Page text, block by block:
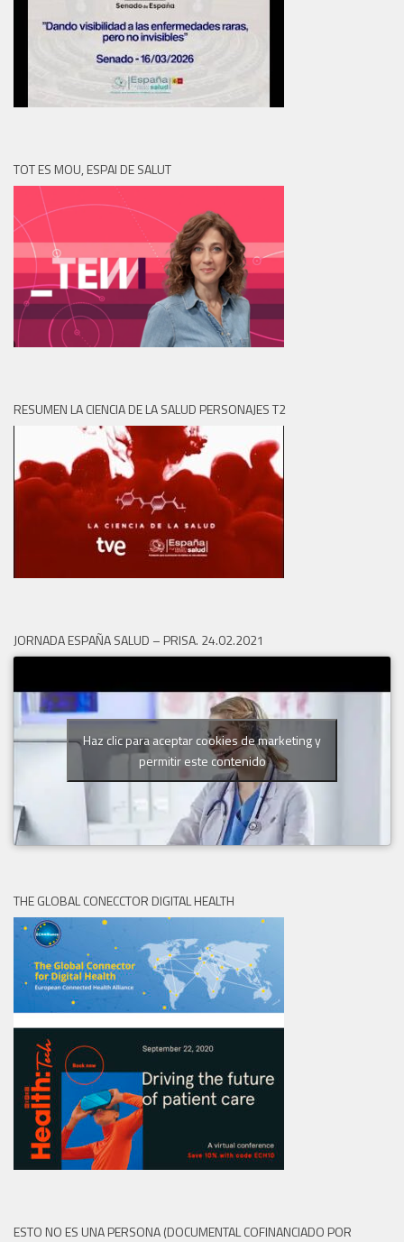
TOT ES MOU, ESPAI DE SALUT
RESUMEN LA CIENCIA DE LA SALUD PERSONAJES T2
JORNADA ESPAÑA SALUD – PRISA. 24.02.2021
Haz clic para aceptar cookies de marketing y
permitir este contenido
THE GLOBAL CONECCTOR DIGITAL HEALTH
ESTO NO ES UNA PERSONA (DOCUMENTAL COFINANCIADO POR